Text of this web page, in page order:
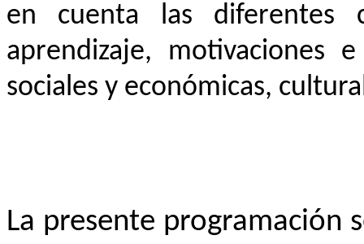
en cuenta las diferentes
aprendizaje, motivaciones
sociales y económicas,
La presente programación